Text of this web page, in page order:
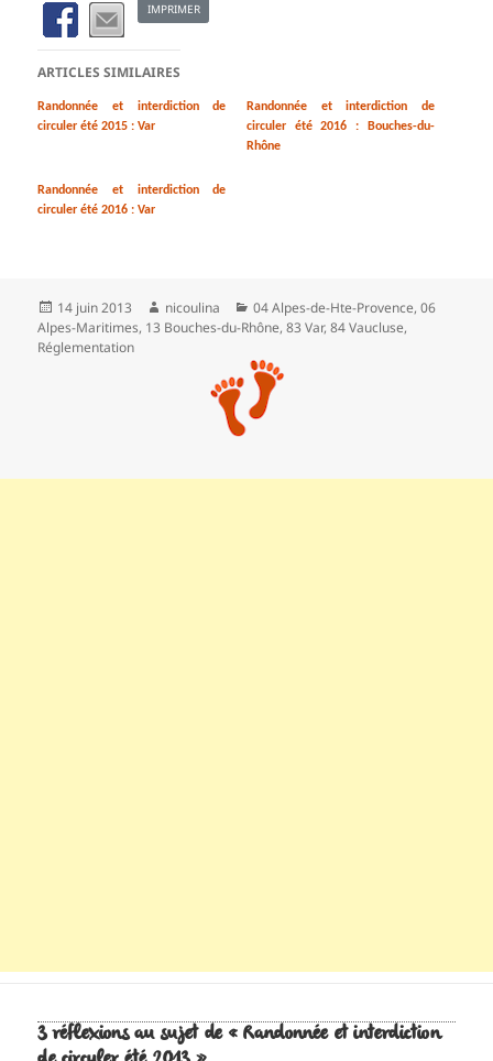
IMPRIMER
ARTICLES SIMILAIRES
Randonnée et interdiction de
circuler été 2015 : Var
Randonnée et interdiction de
circuler été 2016 : Bouches-du-
Rhône
Randonnée et interdiction de
circuler été 2016 : Var
Publié
le
14 juin 2013 Auteur
nicoulina Catégories
04 Alpes-de-Hte-Provence,06
Alpes-Maritimes, 13 Bouches-du-Rhône,83 Var,84 Vaucluse,
Réglementation
3 réflexions au sujet de « Randonnée et interdiction